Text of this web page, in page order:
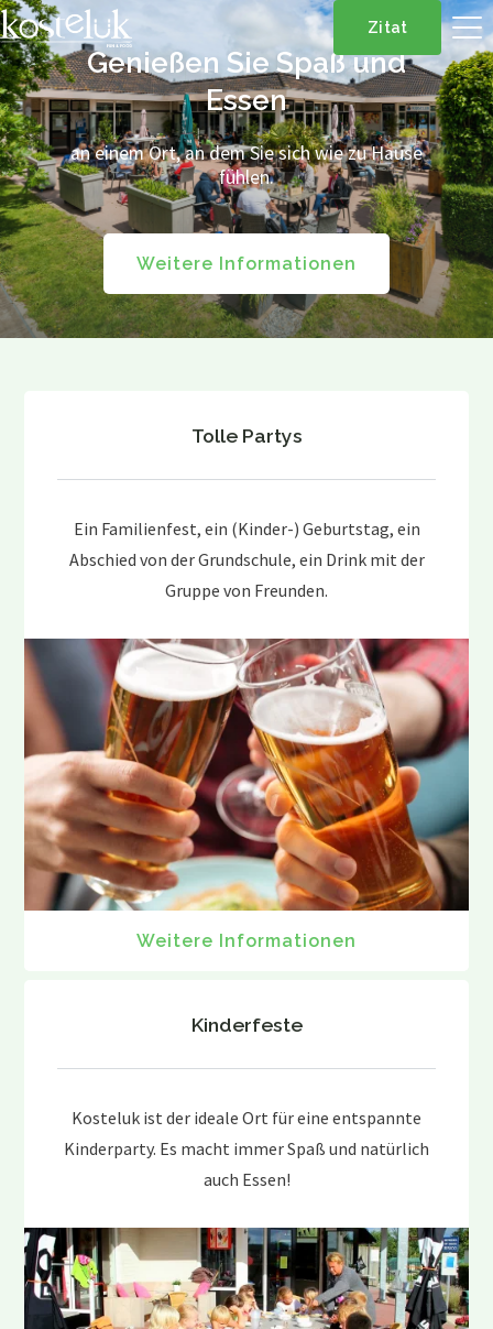
Zitat
Genießen Sie Spaß und
Essen
an einem Ort, an dem Sie sich wie zu Hause
fühlen.
Weitere Informationen
Tolle Partys
Ein Familienfest, ein (Kinder-) Geburtstag, ein
Abschied von der Grundschule, ein Drink mit der
Gruppe von Freunden.
Weitere Informationen
Kinderfeste
Kosteluk ist der ideale Ort für eine entspannte
Kinderparty. Es macht immer Spaß und natürlich
auch Essen!